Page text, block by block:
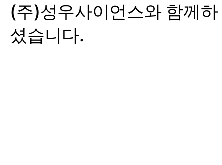
(주)성우사이언스와 함께하
셨습니다.